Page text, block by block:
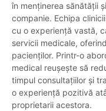
în menținerea sănătății
companie. Echipa
cu o experiență vastă,
servicii medicale,
pacienților. Printr-o
medical reușește să
timpul consultațiilor și
o experiență pozitivă
proprietarii acestora.